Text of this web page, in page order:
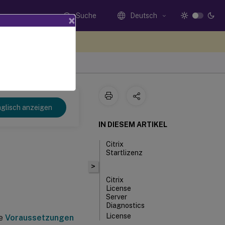
Suche Deutsch
anzeigen
Voraussetzungen
>
IN DIESEM ARTIKEL
Citrix
Startlizenz
Citrix
License
Server
Diagnostics
License
×